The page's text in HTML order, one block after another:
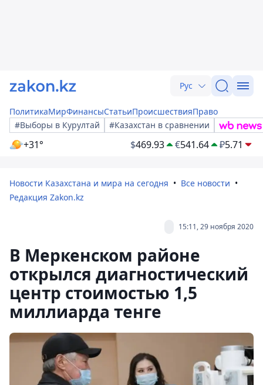
Рус
ПолитикаМирФинансыСтатьиПроисшествияПраво
#Выборы в Курултай
#Казахстан в сравнении
+31° $469.93 €541.64 ₽5.71
Новости Казахстана и мира на сегодня
Все новости
Редакция Zakon.kz
15:11, 29 ноября 2020
В Меркенском районе
открылся диагностический
центр стоимостью 1,5
миллиарда тенге